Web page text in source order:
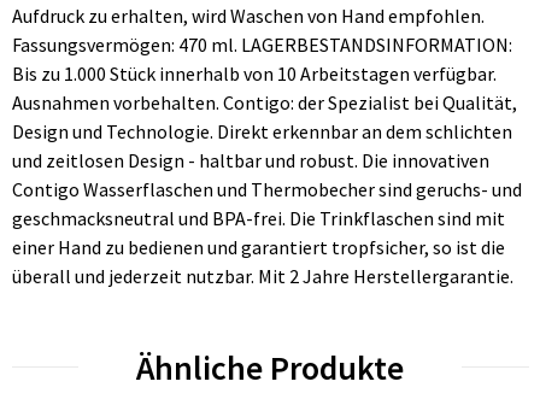
Aufdruck zu erhalten, wird Waschen von Hand empfohlen.
Fassungsvermögen: 470 ml. LAGERBESTANDSINFORMATION:
Bis zu 1.000 Stück innerhalb von 10 Arbeitstagen verfügbar.
Ausnahmen vorbehalten. Contigo: der Spezialist bei Qualität,
Design und Technologie. Direkt erkennbar an dem schlichten
und zeitlosen Design - haltbar und robust. Die innovativen
Contigo Wasserflaschen und Thermobecher sind geruchs- und
geschmacksneutral und BPA-frei. Die Trinkflaschen sind mit
einer Hand zu bedienen und garantiert tropfsicher, so ist die
überall und jederzeit nutzbar. Mit 2 Jahre Herstellergarantie.
Ähnliche Produkte